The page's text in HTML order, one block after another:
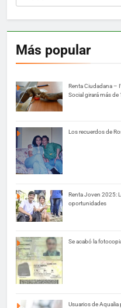
Más popular
Renta Ciudadana –
Social girará más
Los recuerdos de
Renta Joven 2025:
oportunidades
Se acabó la
Usuarios de Aqualia